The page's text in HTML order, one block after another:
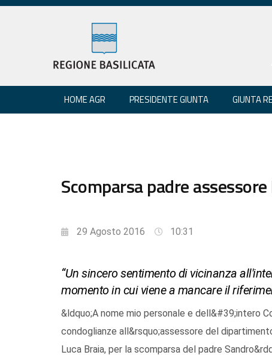
HOME AGR PRESIDENTE GIUNTA GIUNTA
Scomparsa padre
29 Agosto 2016 10:31
“Un sincero sentimento di vicinanza
momento in cui viene a mancare il
&ldquo;A nome mio personale e dell&#39;intero
condoglianze all&rsquo;assessore del
Luca Braia, per la scomparsa del padre